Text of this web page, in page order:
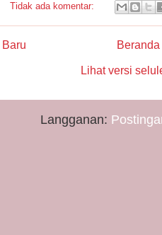
Tidak ada komentar:
Beranda
Lihat versi
Langganan: